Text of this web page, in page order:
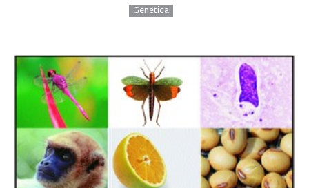
Genética